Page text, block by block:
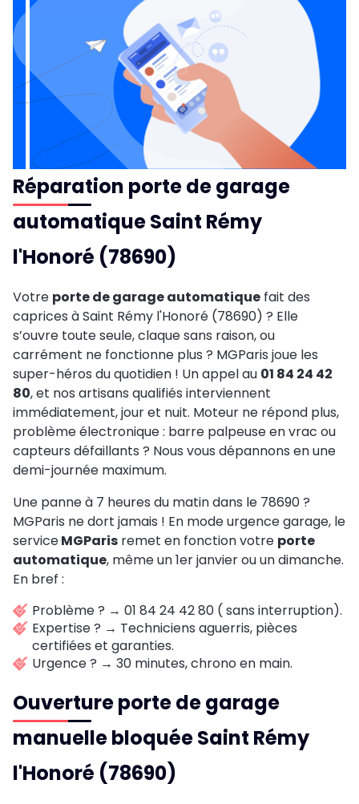
Réparation porte de garage
automatique Saint Rémy
l'Honoré (78690)
Votre porte de garage automatique fait des
caprices à Saint Rémy l'Honoré (78690) ? Elle
s’ouvre toute seule, claque sans raison, ou
carrément ne fonctionne plus ? MGParis joue les
super-héros du quotidien ! Un appel au 01 84 24 42
80, et nos artisans qualifiés interviennent
immédiatement, jour et nuit. Moteur ne répond plus,
problème électronique : barre palpeuse en vrac ou
capteurs défaillants ? Nous vous dépannons en une
demi-journée maximum.
Une panne à 7 heures du matin dans le 78690 ?
MGParis ne dort jamais ! En mode urgence garage, le
serviceMGParis remet en fonction votre porte
automatique, même un 1er janvier ou un dimanche.
En bref :
Problème ? → 01 84 24 42 80 ( sans interruption).
Expertise ? → Techniciens aguerris, pièces
certifiées et garanties.
Urgence ? → 30 minutes, chrono en main.
Ouverture porte de garage
manuelle bloquée Saint Rémy
l'Honoré (78690)